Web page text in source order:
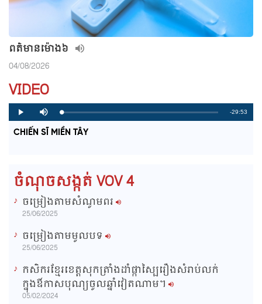
ពត៌មាន​ម៉ោង៦
04/08/2026
VIDEO
P
l
y
M
u
e
L
o
a
d
P
r
o
g
R
-29:53
CHIẾN SĨ MIỀN TÂY
ចំណុចសង្កត់ VOV 4
ចម្រៀងតាមសំណូមពរ
25/06/2025
ចម្រៀងតាមមូលបទ
25/06/2025
កសិករខ្មែរខេត្តសុកត្រាំងដាំផ្កាស្បៃរឿងសំរាប់លក់
ក្នុងឳកាសបុណ្យចូលឆ្នាំវៀតណាម។
05/02/2024